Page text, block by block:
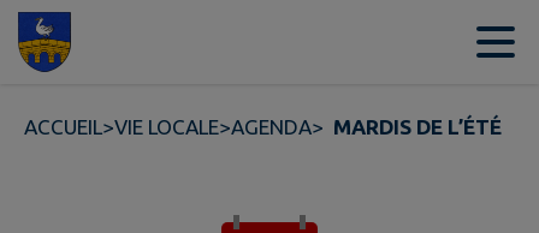
Contenu
ACCUEIL>VIE LOCALE>AGENDA> MARDIS DE L’ÉTÉ